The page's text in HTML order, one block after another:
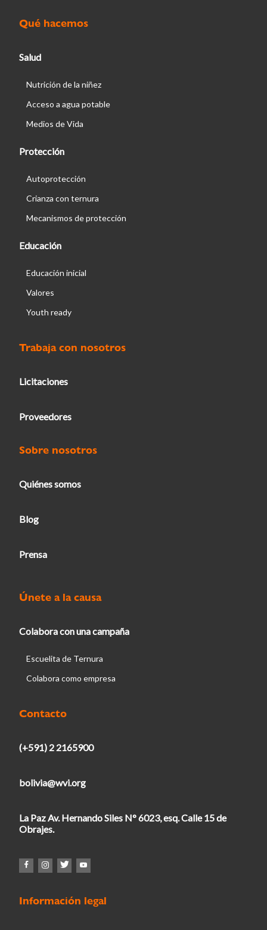
Qué hacemos
Salud
Nutrición de la niñez
Acceso a agua potable
Medios de Vida
Protección
Autoprotección
Crianza con ternura
Mecanismos de protección
Educación
Educación inicial
Valores
Youth ready
Trabaja con nosotros
Licitaciones
Proveedores
Sobre nosotros
Quiénes somos
Blog
Prensa
Únete a la causa
Colabora con una campaña
Escuelita de Ternura
Colabora como empresa
Contacto
(+591) 2 2165900
bolivia@wvi.org
La Paz Av. Hernando Siles N° 6023, esq. Calle 15 de
Obrajes.
Información legal